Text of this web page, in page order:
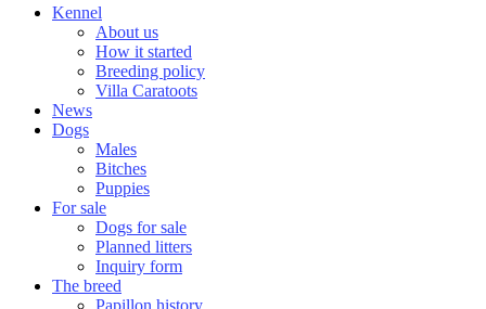
Kennel
About us
How it started
Breeding policy
Villa Caratoots
News
Dogs
Males
Bitches
Puppies
For sale
Dogs for sale
Planned litters
Inquiry form
The breed
Papillon history